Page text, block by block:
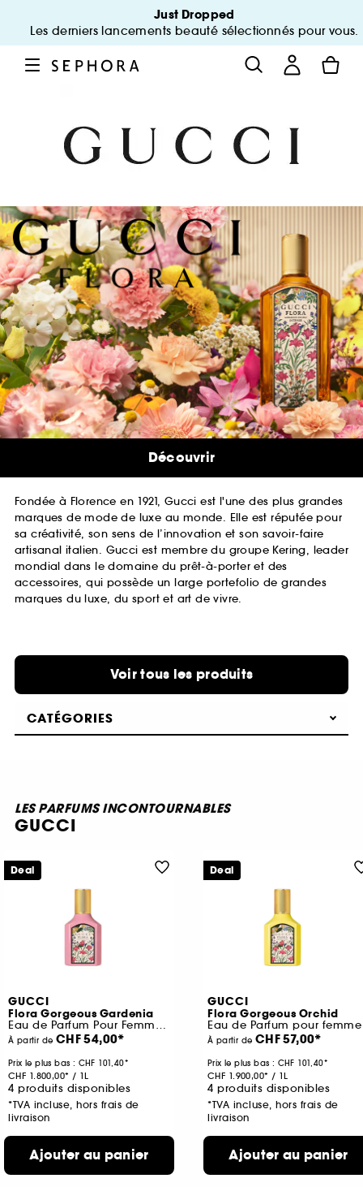
Just Dropped
Les derniers lancements beauté sélectionnés pour vous.
Fondée à Florence en 1921, Gucci est l'une des plus grandes
marques de mode de luxe au monde. Elle est réputée pour
sa créativité, son sens de l’innovation et son savoir-faire
artisanal italien. Gucci est membre du groupe Kering, leader
mondial dans le domaine du prêt-à-porter et des
accessoires, qui possède un large portefolio de grandes
marques du luxe, du sport et art de vivre.
Voir tous les produits
CATÉGORIES
Découvrir
LES PARFUMS INCONTOURNABLES
GUCCI
GUCCI
Flora Gorgeous Gardenia
Eau de Parfum Pour Femme Florale et Fruitée
À partir de CHF 54,00
Prix le plus bas : CHF 101,40
CHF 1.800,00 / 1L
4 produits disponibles
*TVA incluse, hors frais de
livraison
Ajouter au panier
Deal
GUCCI
Flora Gorgeous Orchid
Eau de Parfum pour femme
À partir de CHF 57,00
Prix le plus bas : CHF 101,40
CHF 1.900,00 / 1L
4 produits disponibles
*TVA incluse, hors frais de
livraison
Ajouter au panier
Deal